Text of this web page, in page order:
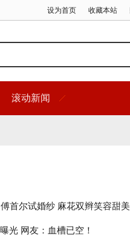
设为首页 收藏本站
滚动新闻
傅首尔试婚纱 麻花双辫笑容甜美
光 网友：血槽已空！